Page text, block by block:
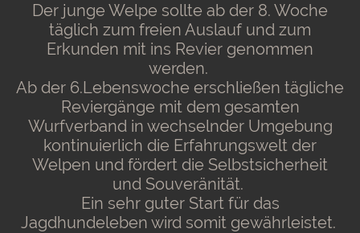
Der junge Welpe sollte ab der 8. Woche
täglich zum freien Auslauf und zum
Erkunden mit ins Revier genommen
werden.
Ab der 6.Lebenswoche erschließen tägliche
Reviergänge mit dem gesamten
Wurfverband in wechselnder Umgebung
kontinuierlich die Erfahrungswelt der
Welpen und fördert die Selbstsicherheit
und Souveränität.
Ein sehr guter Start für das
Jagdhundeleben wird somit gewährleistet.